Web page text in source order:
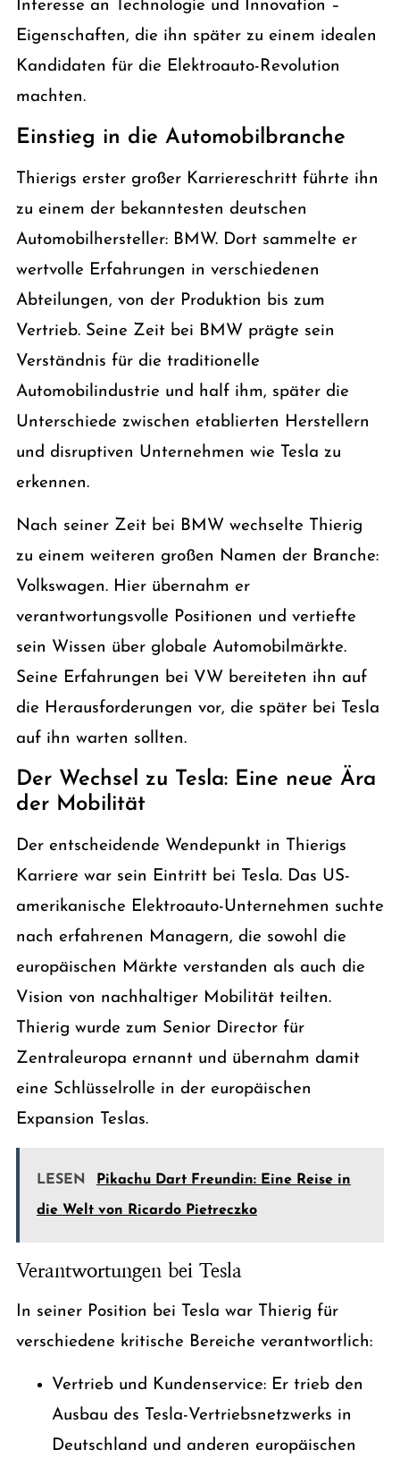
Interesse an Technologie und Innovation –
Eigenschaften, die ihn später zu einem idealen
Kandidaten für die Elektroauto-Revolution
machten.
Einstieg in die Automobilbranche
Thierigs erster großer Karriereschritt führte ihn
zu einem der bekanntesten deutschen
Automobilhersteller: BMW. Dort sammelte er
wertvolle Erfahrungen in verschiedenen
Abteilungen, von der Produktion bis zum
Vertrieb. Seine Zeit bei BMW prägte sein
Verständnis für die traditionelle
Automobilindustrie und half ihm, später die
Unterschiede zwischen etablierten Herstellern
und disruptiven Unternehmen wie Tesla zu
erkennen.
Nach seiner Zeit bei BMW wechselte Thierig
zu einem weiteren großen Namen der Branche:
Volkswagen. Hier übernahm er
verantwortungsvolle Positionen und vertiefte
sein Wissen über globale Automobilmärkte.
Seine Erfahrungen bei VW bereiteten ihn auf
die Herausforderungen vor, die später bei Tesla
auf ihn warten sollten.
Der Wechsel zu Tesla: Eine neue Ära
der Mobilität
Der entscheidende Wendepunkt in Thierigs
Karriere war sein Eintritt bei Tesla. Das US-
amerikanische Elektroauto-Unternehmen suchte
nach erfahrenen Managern, die sowohl die
europäischen Märkte verstanden als auch die
Vision von nachhaltiger Mobilität teilten.
Thierig wurde zum Senior Director für
Zentraleuropa ernannt und übernahm damit
eine Schlüsselrolle in der europäischen
Expansion Teslas.
LESEN Pikachu Dart Freundin: Eine Reise in
die Welt von Ricardo Pietreczko
Verantwortungen bei Tesla
In seiner Position bei Tesla war Thierig für
verschiedene kritische Bereiche verantwortlich:
Vertrieb und Kundenservice: Er trieb den
Ausbau des Tesla-Vertriebsnetzwerks in
Deutschland und anderen europäischen